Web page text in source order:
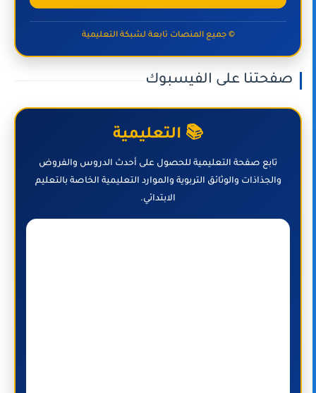
© جميع المنصات تابعة لشبكة التعليمية
صفحتنا على الفيسبوك
📚 التعليمية
تابع صفحة التعليمية للحصول على أحدث الدروس والفروض
والجذاذات والوثائق التربوية والموارد التعليمية الخاصة بالتعليم
الابتدائي.